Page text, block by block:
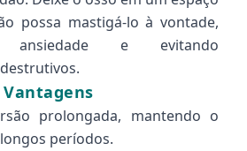
possa mastigá-lo à vontade,
e evitando
Vantagens
prolongada, mantendo o
períodos.